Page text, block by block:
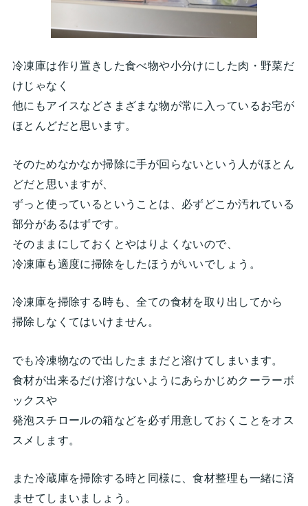
冷凍庫は作り置きした食べ物や小分けにした肉・野菜だ
けじゃなく
他にもアイスなどさまざまな物が常に入っているお宅が
ほとんどだと思います。
そのためなかなか掃除に手が回らないという人がほとん
どだと思いますが、
ずっと使っているということは、必ずどこか汚れている
部分があるはずです。
そのままにしておくとやはりよくないので、
冷凍庫も適度に掃除をしたほうがいいでしょう。
冷凍庫を掃除する時も、全ての食材を取り出してから
掃除しなくてはいけません。
でも冷凍物なので出したままだと溶けてしまいます。
食材が出来るだけ溶けないようにあらかじめクーラーボ
ックスや
発泡スチロールの箱などを必ず用意しておくことをオス
スメします。
また冷蔵庫を掃除する時と同様に、食材整理も一緒に済
ませてしまいましょう。